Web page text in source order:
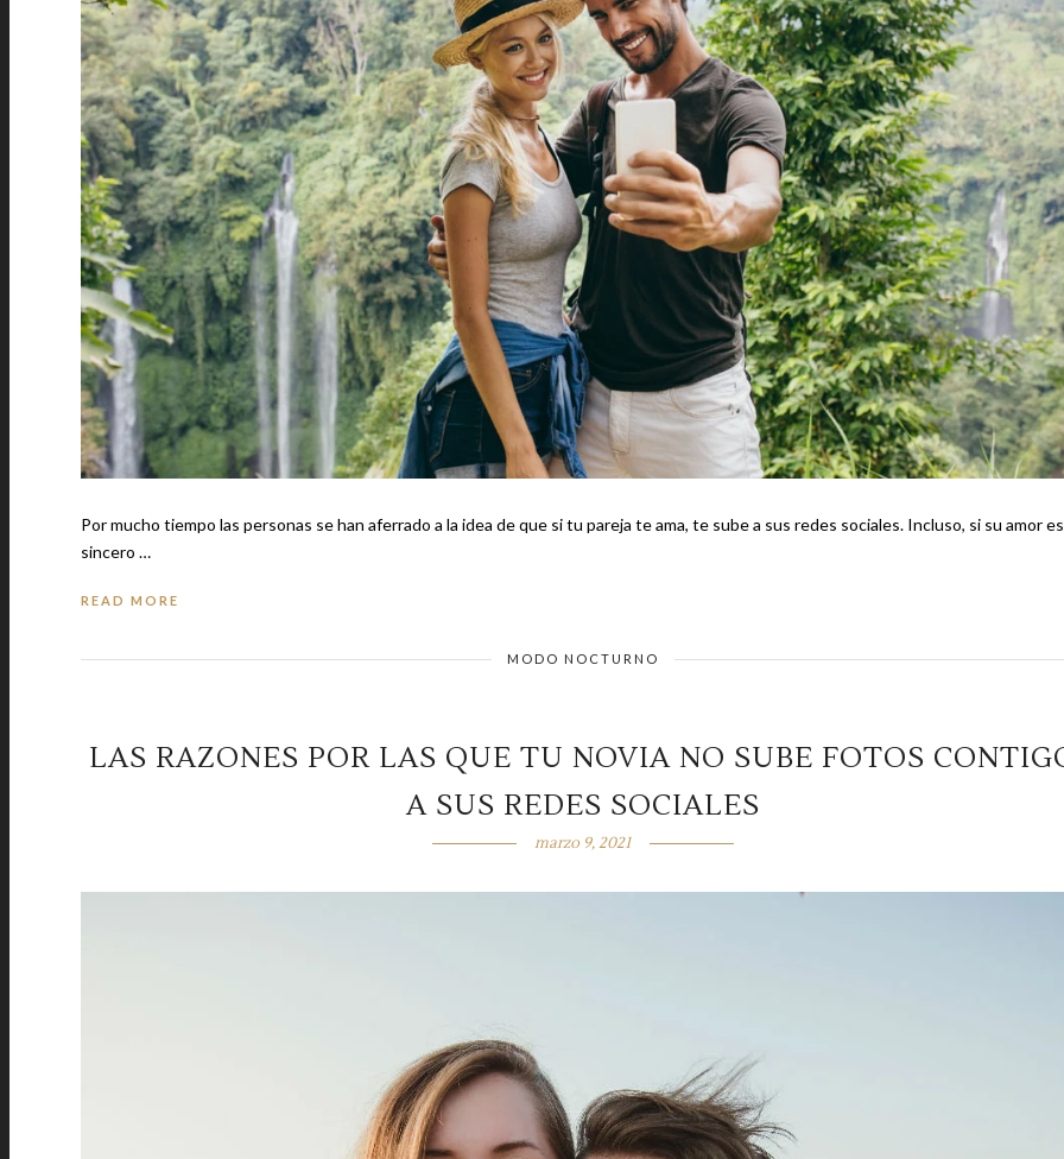
Por mucho tiempo las personas se han aferrado a la idea de que si tu pareja te ama, te sube a sus redes sociales. Incluso, si su amor es
sincero …
READ MORE
MODO NOCTURNO
LAS RAZONES POR LAS QUE TU NOVIA NO SUBE FOTOS
A SUS REDES SOCIALES
marzo 9, 2021